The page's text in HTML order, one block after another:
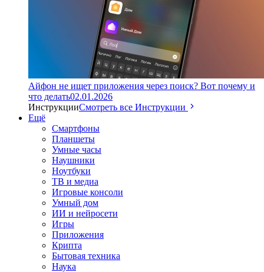
Айфон не ищет приложения через поиск? Вот почему и
что делать02.01.2026
ИнструкцииСмотреть все Инструкции
Ещё
Смартфоны
Планшеты
Умные часы
Наушники
Ноутбуки
ТВ и медиа
Игровые консоли
Умный дом
ИИ и нейросети
Игры
Приложения
Крипта
Бытовая техника
Наука